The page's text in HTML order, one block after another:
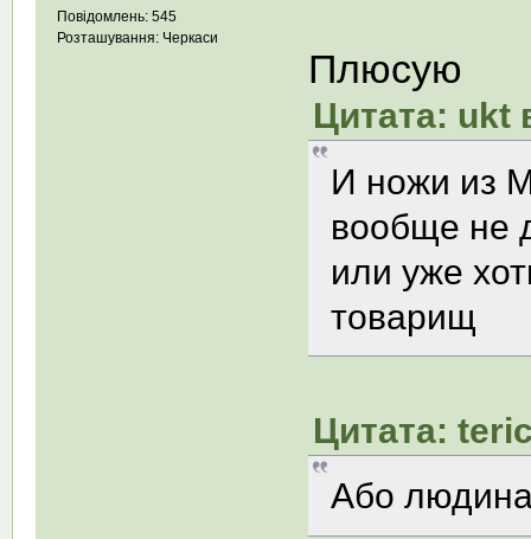
Повідомлень: 545
Розташування: Черкаси
Плюсую
Цитата: ukt
И ножи из
вообще не
или уже
товарищ
Цитата:
Або людина